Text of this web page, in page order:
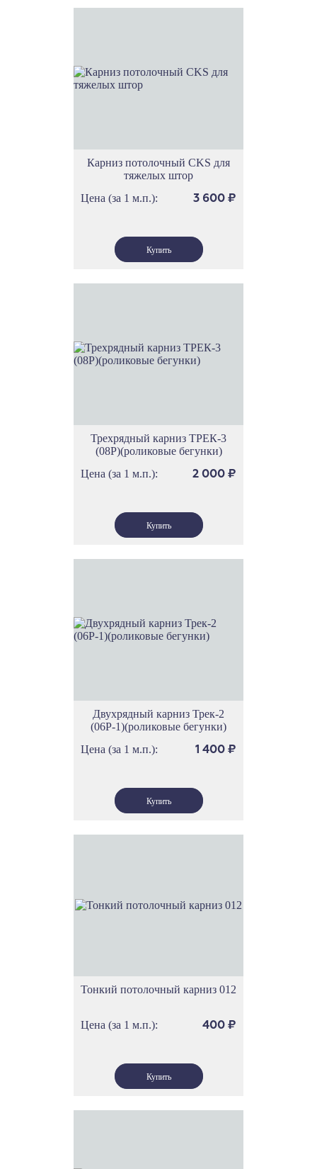
Карниз потолочный CKS для
тяжелых штор
Цена (за 1 м.п.):
3 600 ₽
Трехрядный карниз ТРЕК-3
(08Р)(роликовые бегунки)
Цена (за 1 м.п.):
2 000 ₽
Двухрядный карниз Трек-2
(06Р-1)(роликовые бегунки)
Цена (за 1 м.п.):
1 400 ₽
Тонкий потолочный карниз 012
Цена (за 1 м.п.): 400 ₽